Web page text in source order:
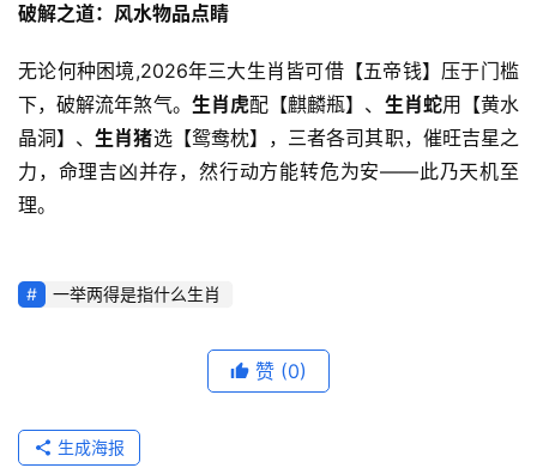
破解之道：风水物品点睛
无论何种困境,2026年三大生肖皆可借【五帝钱】压于门槛
下，破解流年煞气。 生肖虎配【麒麟瓶】、 生肖蛇用【黄水
晶洞】、生肖猪选【鸳鸯枕】，三者各司其职，催旺吉星之
力，命理吉凶并存，然行动方能转危为安——此乃天机至
理。
一举两得是指什么生肖
赞 (0)
生成海报